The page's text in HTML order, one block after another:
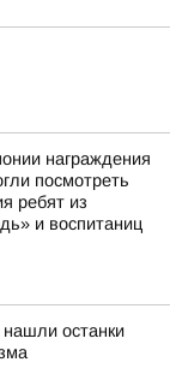
награждения
посмотреть
ребят из
и воспитаниц
останки